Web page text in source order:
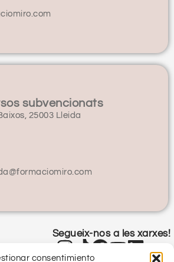
consentimiento
subvencionats
25003 Lleida
Segueix-nos a les xarxes!